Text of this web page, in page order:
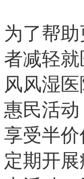
为了帮
者减轻
风风湿
惠民活
享受半价
定期开